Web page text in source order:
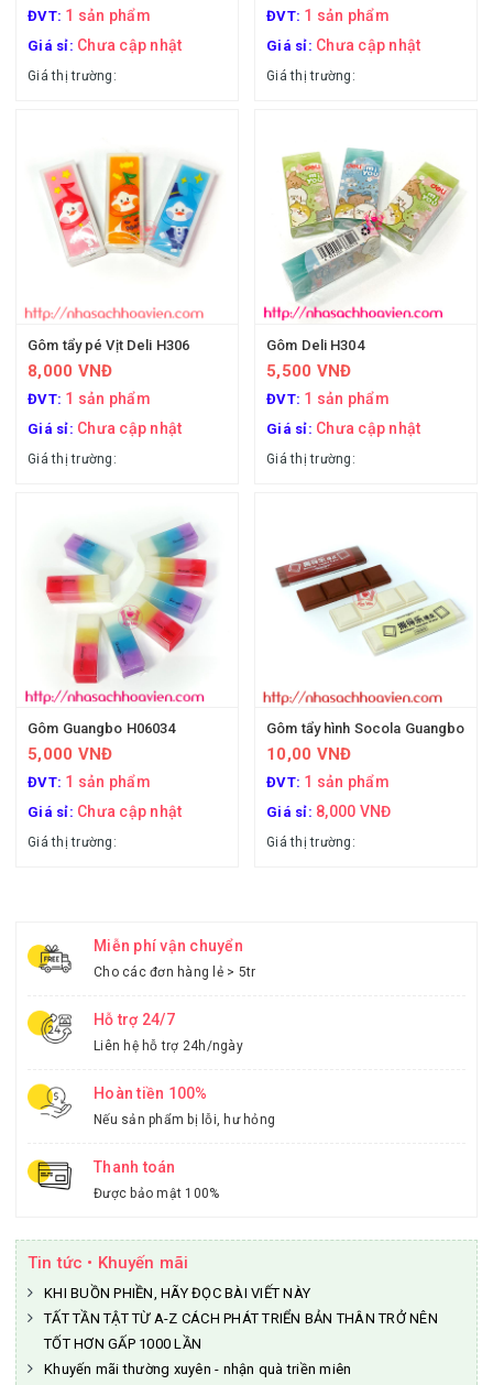
ĐVT: 1 sản phẩm
Giá sỉ: Chưa cập nhật
Giá thị trường:
ĐVT: 1 sản phẩm
Giá sỉ: Chưa cập nhật
Giá thị trường:
Gôm tẩy pé Vịt Deli H306
8,000 VNĐ
ĐVT: 1 sản phẩm
Giá sỉ: Chưa cập nhật
Giá thị trường:
Gôm Deli H304
5,500 VNĐ
ĐVT: 1 sản phẩm
Giá sỉ: Chưa cập nhật
Giá thị trường:
Gôm Guangbo H06034
5,000 VNĐ
ĐVT: 1 sản phẩm
Giá sỉ: Chưa cập nhật
Giá thị trường:
Gôm tẩy hình Socola Guangbo
10,00 VNĐ
ĐVT: 1 sản phẩm
Giá sỉ: 8,000 VNĐ
Giá thị trường:
Miễn phí vận chuyển
Cho các đơn hàng lẻ > 5tr
Hỗ trợ 24/7
Liên hệ hỗ trợ 24h/ngày
Hoàn tiền 100%
Nếu sản phẩm bị lỗi, hư hỏng
Thanh toán
Được bảo mật 100%
Tin tức • Khuyến mãi
KHI BUỒN PHIỀN, HÃY ĐỌC BÀI VIẾT NÀY
TẤT TẦN TẬT TỪ A-Z CÁCH PHÁT TRIỂN BẢN THÂN TRỞ NÊN
TỐT HƠN GẤP 1000 LẦN
Khuyến mãi thường xuyên - nhận quà triền miên